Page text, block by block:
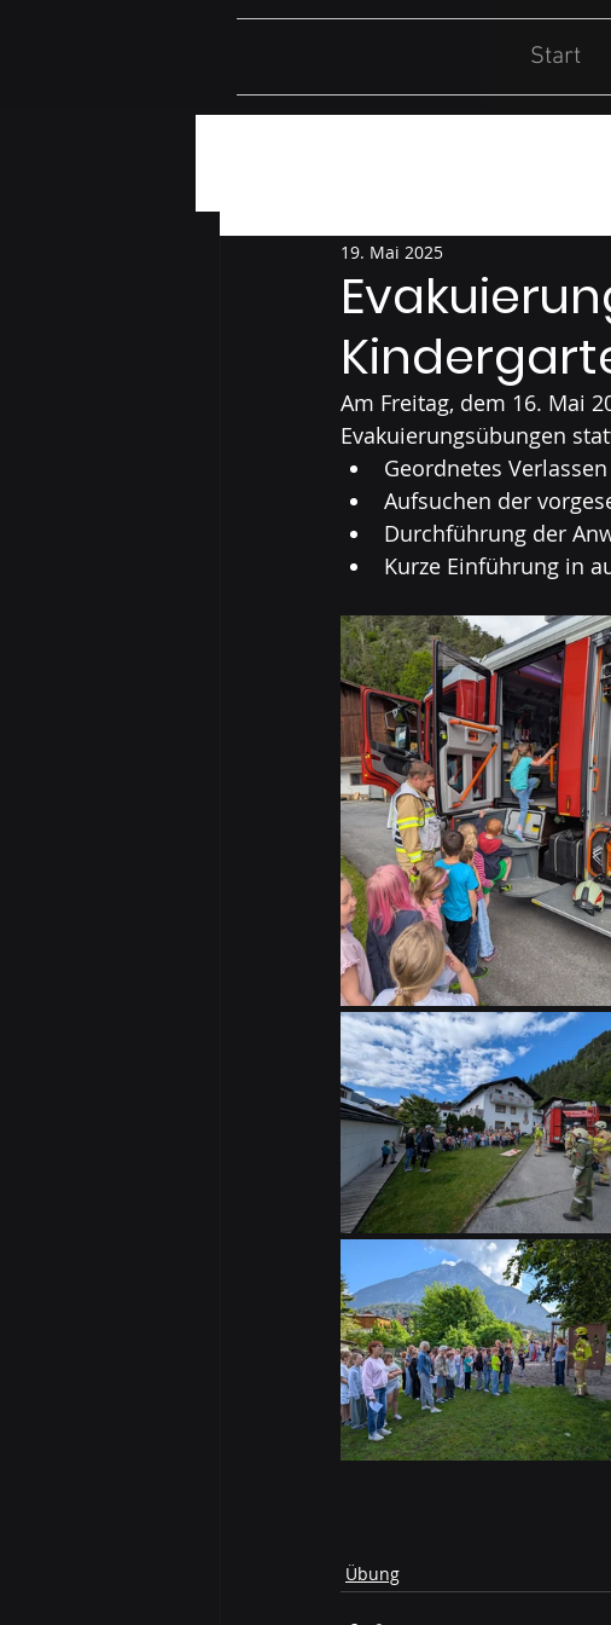
Start
19. Mai 2025
Am Freitag, dem 16. Mai
Evakuierungsübungen
Geordnetes
Aufsuchen der
Durchführung der
Kurze Einführung in
Übung